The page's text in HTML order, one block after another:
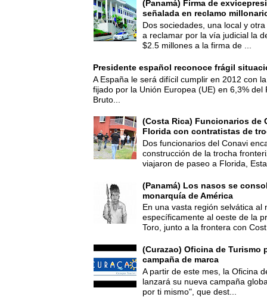
(Panamá) Firma de
señalada en reclamo
Dos sociedades, una local y
a reclamar por la vía judicial la
$2.5 millones a la firma de ...
Presidente español reconoce frágil
A España le será difícil cumplir en 2012 con
fijado por la Unión Europea (UE) en 6,3% del
Bruto...
(Costa Rica) Funcionarios de
Florida con contratistas de
Dos funcionarios del Conavi
construcción de la trocha
viajaron de paseo a Florida,
(Panamá) Los nasos se
monarquía de América
En una vasta región selvática al
específicamente al oeste de la
Toro, junto a la frontera con
(Curazao) Oficina de Turismo
campaña de marca
A partir de este mes, la Oficina
lanzará su nueva campaña
por ti mismo", que dest...